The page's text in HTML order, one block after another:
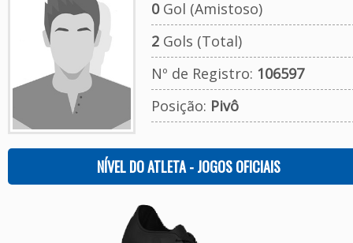
0Gol (Amistoso)
2Gols (Total)
Nº de Registro: 106597
Posição: Pivô
NÍVEL DO ATLETA - JOGOS OFICIAIS